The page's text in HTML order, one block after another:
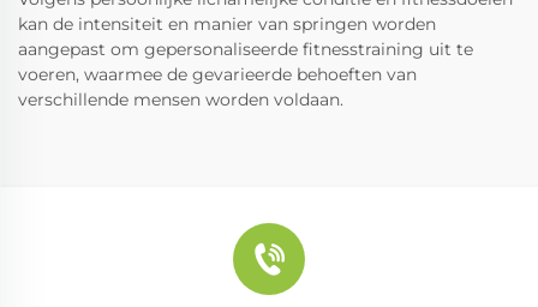
kan de intensiteit en manier van springen worden
aangepast om gepersonaliseerde fitnesstraining uit te
voeren, waarmee de gevarieerde behoeften van
verschillende mensen worden voldaan.